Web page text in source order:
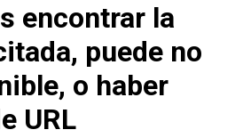
encontrar la
puede no
o haber
URL